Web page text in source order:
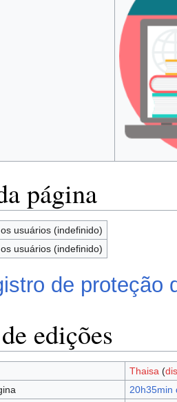
página
usuários (indefinido)
usuários (indefinido)
de proteção
edições
Thaisa (
20h35min